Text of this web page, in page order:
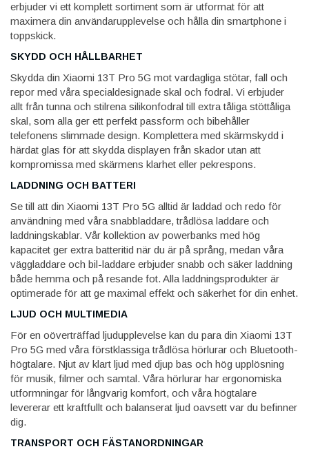
erbjuder vi ett komplett sortiment som är utformat för att
maximera din användarupplevelse och hålla din smartphone i
toppskick.
SKYDD OCH HÅLLBARHET
Skydda din Xiaomi 13T Pro 5G mot vardagliga stötar, fall och
repor med våra specialdesignade skal och fodral. Vi erbjuder
allt från tunna och stilrena silikonfodral till extra tåliga stöttåliga
skal, som alla ger ett perfekt passform och bibehåller
telefonens slimmade design. Komplettera med skärmskydd i
härdat glas för att skydda displayen från skador utan att
kompromissa med skärmens klarhet eller pekrespons.
LADDNING OCH BATTERI
Se till att din Xiaomi 13T Pro 5G alltid är laddad och redo för
användning med våra snabbladdare, trådlösa laddare och
laddningskablar. Vår kollektion av powerbanks med hög
kapacitet ger extra batteritid när du är på språng, medan våra
väggladdare och bil-laddare erbjuder snabb och säker laddning
både hemma och på resande fot. Alla laddningsprodukter är
optimerade för att ge maximal effekt och säkerhet för din enhet.
LJUD OCH MULTIMEDIA
För en oöverträffad ljudupplevelse kan du para din Xiaomi 13T
Pro 5G med våra förstklassiga trådlösa hörlurar och Bluetooth-
högtalare. Njut av klart ljud med djup bas och hög upplösning
för musik, filmer och samtal. Våra hörlurar har ergonomiska
utformningar för långvarig komfort, och våra högtalare
levererar ett kraftfullt och balanserat ljud oavsett var du befinner
dig.
TRANSPORT OCH FÄSTANORDNINGAR